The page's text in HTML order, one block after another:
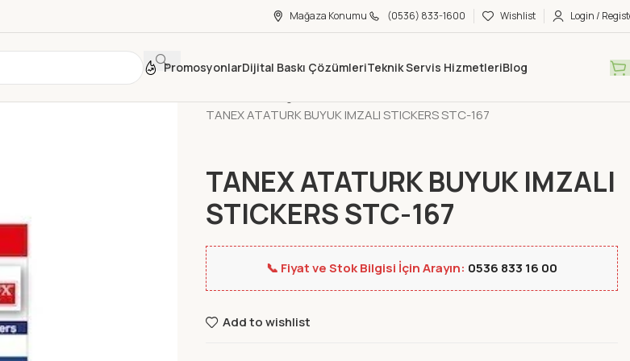
Mağaza Konumu (0536) 833-1600 Wishlist Login /
PromosyonlarDijital Baskı ÇözümleriTeknik Servis HizmetleriBlog
TANEX ATATURK BUYUK IMZALI STICKERS STC-167
TANEX ATATURK BUYUK IMZALI
STICKERS STC-167
📞 Fiyat ve Stok Bilgisi İçin Arayın: 0536 833 16 00
Add to wishlist